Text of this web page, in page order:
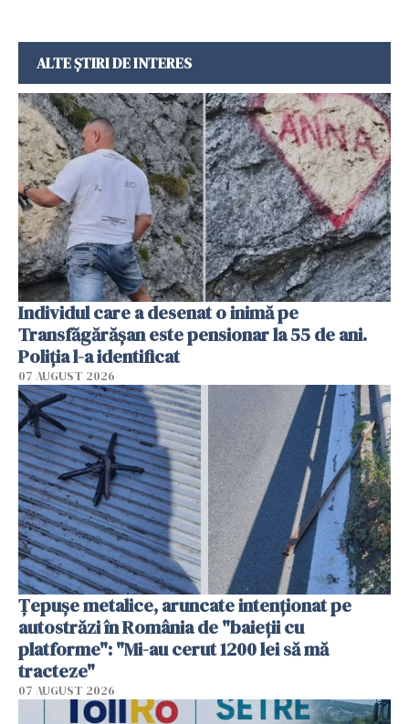
ALTE ȘTIRI DE INTERES
Individul care a desenat o inimă pe
Transfăgărășan este pensionar la 55 de ani.
Poliția l-a identificat
07 AUGUST 2026
Țepușe metalice, aruncate intenționat pe
autostrăzi în România de "baieții cu
platforme": "Mi-au cerut 1200 lei să mă
tracteze"
07 AUGUST 2026